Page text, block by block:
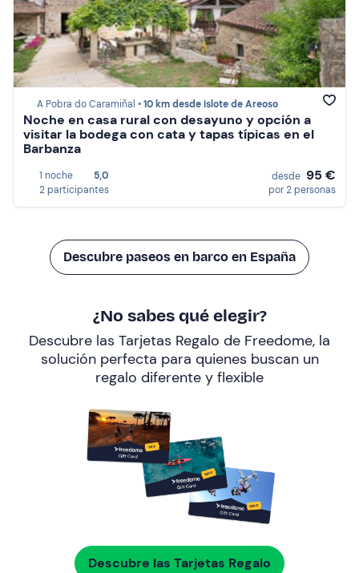
A Pobra do Caramiñal •10 km desde Islote de Areoso
Noche en casa rural con desayuno y opción a
visitar la bodega con cata y tapas típicas en el
Barbanza
1 noche
5,0
2 participantes
desde 95 €
por 2 personas
Descubre paseos en barco en España
¿No sabes qué elegir?
Descubre las Tarjetas Regalo de Freedome, la
solución perfecta para quienes buscan un
regalo diferente y flexible
Descubre las Tarjetas Regalo